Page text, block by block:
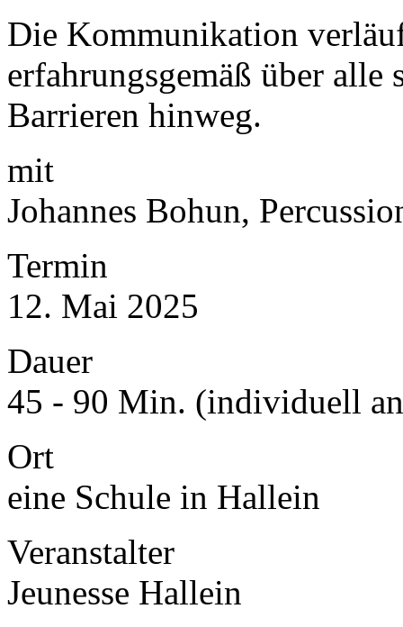
Die Kommunikation
erfahrungsgemäß über
Barrieren hinweg.
mit
Johannes Bohun,
Termin
12. Mai 2025
Dauer
45 - 90 Min. (individuell
Ort
eine Schule in Hallein
Veranstalter
Jeunesse Hallein